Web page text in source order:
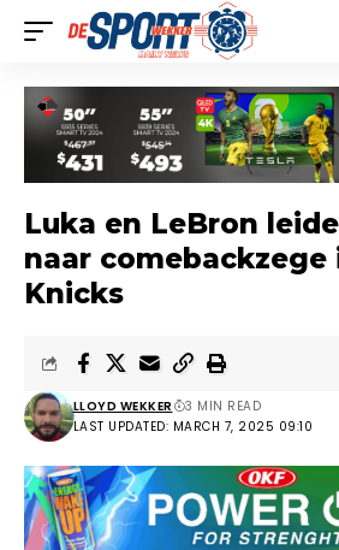
Luka en LeBron
naar comebackzege
Knicks
LAST UPDATED: MARCH 7, 2025 09:10
LLOYD WEKKER 3 MIN READ